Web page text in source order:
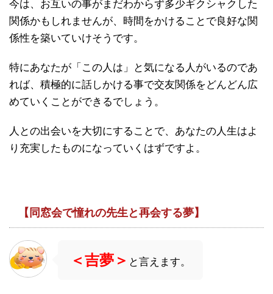
今は、お互いの事がまだわからず多少ギクシャクした
関係かもしれませんが、時間をかけることで良好な関
係性を築いていけそうです。
特にあなたが「この人は」と気になる人がいるのであ
れば、積極的に話しかける事で交友関係をどんどん広
めていくことができるでしょう。
人との出会いを大切にすることで、あなたの人生はよ
り充実したものになっていくはずですよ。
【同窓会で憧れの先生と再会する夢】
＜吉夢＞ と言えます。